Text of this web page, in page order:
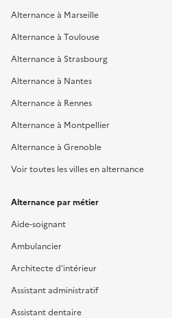
Alternance à Marseille
Alternance à Toulouse
Alternance à Strasbourg
Alternance à Nantes
Alternance à Rennes
Alternance à Montpellier
Alternance à Grenoble
Voir toutes les villes en alternance
Alternance par métier
Aide-soignant
Ambulancier
Architecte d'intérieur
Assistant administratif
Assistant dentaire